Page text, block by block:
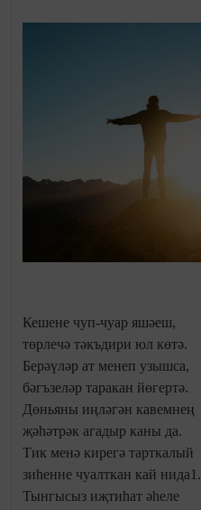
Кешене чуп-чуар яшәеш,
төрлечә тәкъдири юл көтә.
Берәүләр ат менеп узышса,
бәгъзеләр таракан йөгертә.
Дөньяны иңләгән кавемнең
җәһәтрәк агадыр каны да.
Тик менә кирегә тарткалый
зиһенне чуалткан кай нида1.
Тынгысыз иҗтиһат әһеле